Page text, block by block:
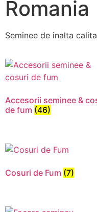
Romania
Seminee de inalta
Accesorii seminee &
de fum (46)
Cosuri de Fum (7)